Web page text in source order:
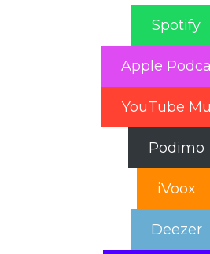
Spotify
Apple
YouTube
Podimo
iVoox
Deezer